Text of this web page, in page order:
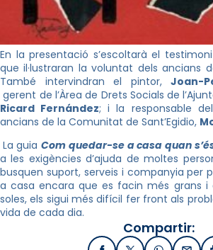
En la presentació s’escoltarà el
que il·lustraran la voluntat dels ancians
També intervindran el pintor, Joan-
gerent de l’Àrea de Drets Socials de
Ricard Fernández; i la responsable
ancians de la Comunitat de Sant’Egidio,
La guiaCom quedar-se a casa quan
a les exigències d’ajuda de moltes
busquen suport, serveis i companyia per
a casa encara que es facin més grans i
soles, els sigui més difícil fer front als
vida de cada dia.
Compartir: